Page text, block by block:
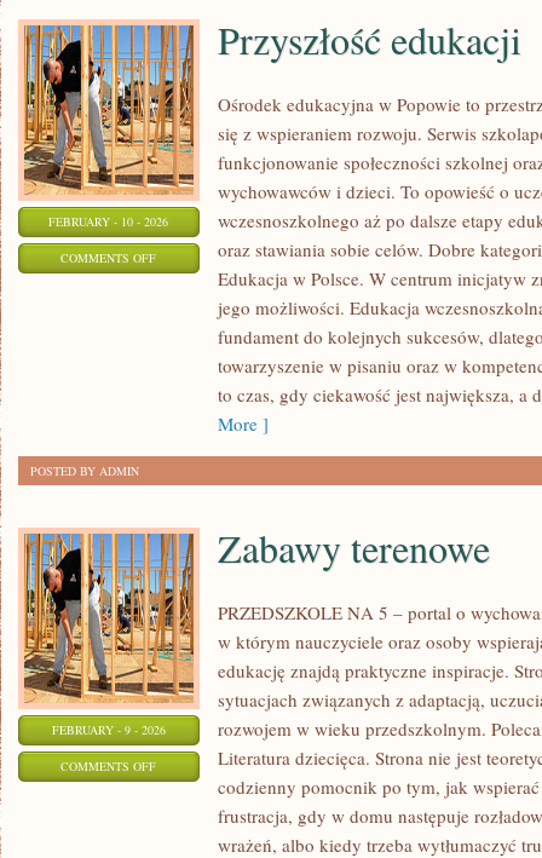
FEBRUARY - 10 - 2026
COMMENTS OFFON
PRZYSZŁOŚĆ
Przyszłość edukacji
Ośrodek edukacyjna w Popowie to
się z wspieraniem rozwoju. Serwis
funkcjonowanie społeczności szkolnej
wychowawców i dzieci. To opowieść o
wczesnoszkolnego aż po dalsze etapy
oraz stawiania sobie celów. Dobre
Edukacja w Polsce. W centrum inicjatyw
jego możliwości. Edukacja
fundament do kolejnych sukcesów,
towarzyszenie w pisaniu oraz w
to czas, gdy ciekawość jest największa, a
More ]
POSTED BY ADMIN
FEBRUARY - 9 - 2026
COMMENTS OFFON
TERENOWE
Zabawy terenowe
PRZEDSZKOLE NA 5 – portal o
w którym nauczyciele oraz osoby
edukację znajdą praktyczne inspiracje.
sytuacjach związanych z adaptacją,
rozwojem w wieku przedszkolnym.
Literatura dziecięca. Strona nie jest
codzienny pomocnik po tym, jak
frustracja, gdy w domu następuje
wrażeń, albo kiedy trzeba wytłumaczyć